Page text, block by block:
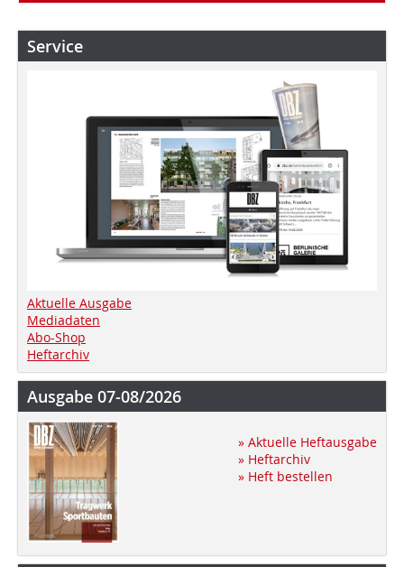
Service
Aktuelle Ausgabe
Mediadaten
Abo-Shop
Heftarchiv
Ausgabe 07-08/2026
» Aktuelle Heftausgabe
» Heftarchiv
» Heft bestellen